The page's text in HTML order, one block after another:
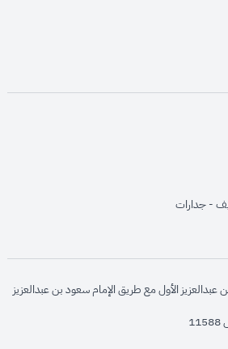
opens
opens in
opens in new
opens in
opens
opens
opens
opens in
opens in new
- جداراتopens in new window
عبدالعزيز الأول مع طريق الإمام سعود بن عبدالعزيز